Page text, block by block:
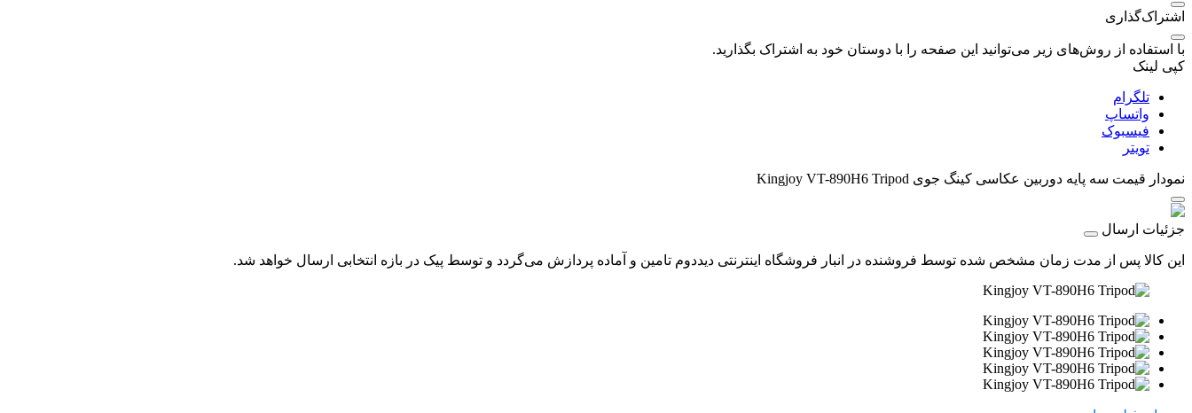
اشتراک‌گذاری
با استفاده از روش‌های زیر می‌توانید این صفحه را با دوستان خود به اشتراک بگذارید.
کپی لینک
تلگرام
واتساپ
فیسبوک
تویتر
نمودار قیمت سه پایه دوربین عکاسی کینگ جوی Kingjoy VT-890H6 Tripod
جزئیات ارسال
این کالا پس از مدت زمان مشخص شده توسط فروشنده در انبار فروشگاه اینترنتی دیددوم تامین و آماده پردازش می‌گردد و توسط پیک در بازه انتخابی ارسال خواهد شد.